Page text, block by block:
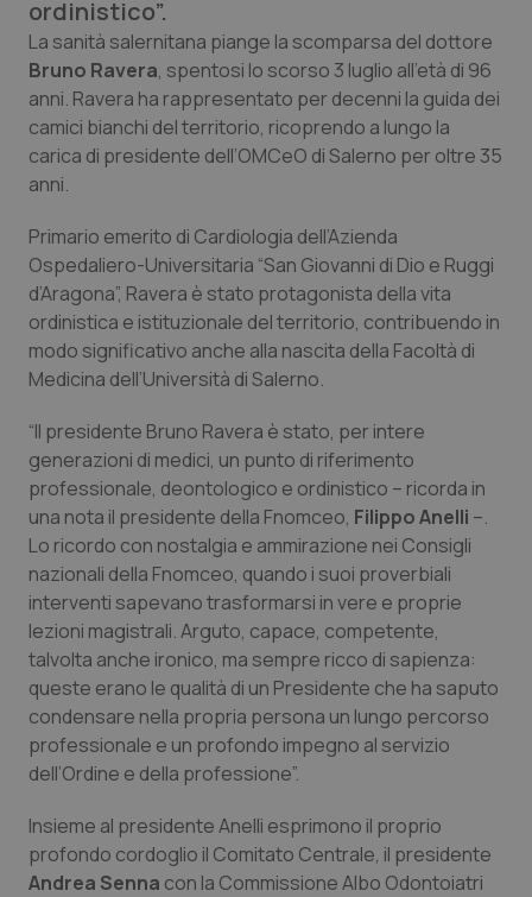
Abruzzo
Basilicata
Calabria
Campania
Emilia-Romagna
Friuli Venezia Giulia
Lazio
Liguria
Lombardia
Marche
Molise
Piemonte
Provincia Autonoma di Trento
QS Pro Gold
Artrite & artrosi
Asma & BPCO
Car-T
Colesterolo & coronaropatie
Dermatite Atopica
Diabete & glucometri
Disturbi dell’umore
Dolore
Donna & Salute
Epatiti
HIV
Ipertensione & Scompenso
QS Club Newsletter
ordinistico”.
La sanità salernitana piange la scomparsa del dottore
Bruno Ravera, spentosi lo scorso 3 luglio all’età di 96
anni. Ravera ha rappresentato per decenni la guida dei
camici bianchi del territorio, ricoprendo a lungo la
carica di presidente dell’OMCeO di Salerno per oltre 35
anni.
Primario emerito di Cardiologia dell’Azienda
Ospedaliero-Universitaria “San Giovanni di Dio e Ruggi
d’Aragona”, Ravera è stato protagonista della vita
ordinistica e istituzionale del territorio, contribuendo in
modo significativo anche alla nascita della Facoltà di
Medicina dell’Università di Salerno.
“Il presidente Bruno Ravera è stato, per intere
generazioni di medici, un punto di riferimento
professionale, deontologico e ordinistico – ricorda in
una nota il presidente della Fnomceo, Filippo Anelli –.
Lo ricordo con nostalgia e ammirazione nei Consigli
nazionali della Fnomceo, quando i suoi proverbiali
interventi sapevano trasformarsi in vere e proprie
lezioni magistrali. Arguto, capace, competente,
talvolta anche ironico, ma sempre ricco di sapienza:
queste erano le qualità di un Presidente che ha saputo
condensare nella propria persona un lungo percorso
professionale e un profondo impegno al servizio
dell’Ordine e della professione”.
Insieme al presidente Anelli esprimono il proprio
profondo cordoglio il Comitato Centrale, il presidente
Andrea Senna con la Commissione Albo Odontoiatri